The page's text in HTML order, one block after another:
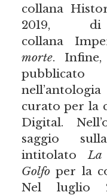
collana
2019,
collana
morte.
nell’antologia
curato per la
Digital.
saggio
intitolato La
Golfoper la
Nel luglio